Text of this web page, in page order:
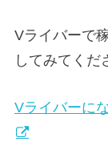
Vライバーで
してみてくだ
Vライバーに